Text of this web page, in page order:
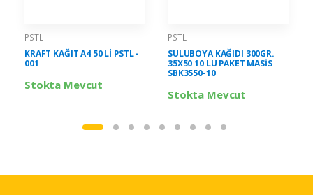
PSTL
KRAFT KAĞIT A4 50 Lİ PSTL -
001
Stokta Mevcut
PSTL
SULUBOYA KAĞIDI 300GR.
35X50 10 LU PAKET MASİS
SBK3550-10
Stokta Mevcut